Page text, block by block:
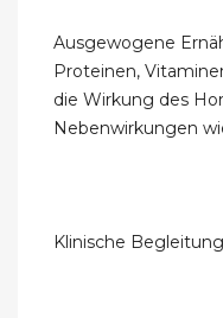
Ausgewogene
Proteinen,
die Wirkung des
Nebenwirkungen
Klinische Begleitung